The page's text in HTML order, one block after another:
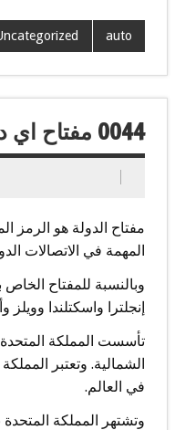
auto
0044 مفتاح اي دولة مع معلومات عنها
مفتاح الدولة هو الرمز
المهمة في الاتصالات
إنجلترا واسكتلندا وويلز
الشمالية. وتعتبر
في العالم.
وتشتهر المملكة المتحدة